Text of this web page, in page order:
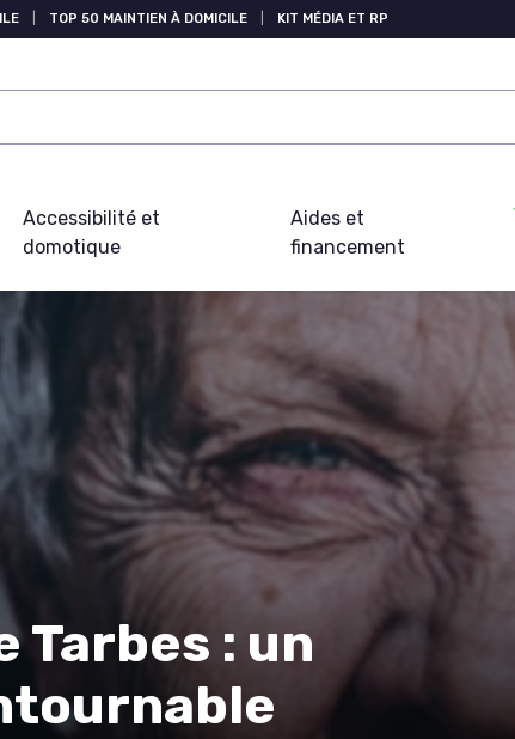
TOP 50 MAINTIEN À DOMICILE KIT MÉDIA ET RP
Accessibilité et
domotique
Aides et
financement
Tarbes : un